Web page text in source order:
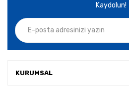
Kaydolun!
KURUMSAL